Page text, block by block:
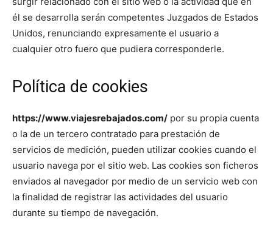
él se desarrolla serán competentes Juzgados de Estados
Unidos, renunciando expresamente el usuario a
cualquier otro fuero que pudiera corresponderle.
Política de cookies
https://www.viajesrebajados.com/ por su propia cuenta
o la de un tercero contratado para prestación de
servicios de medición, pueden utilizar cookies cuando el
usuario navega por el sitio web. Las cookies son ficheros
enviados al navegador por medio de un servicio web con
la finalidad de registrar las actividades del usuario
durante su tiempo de navegación.